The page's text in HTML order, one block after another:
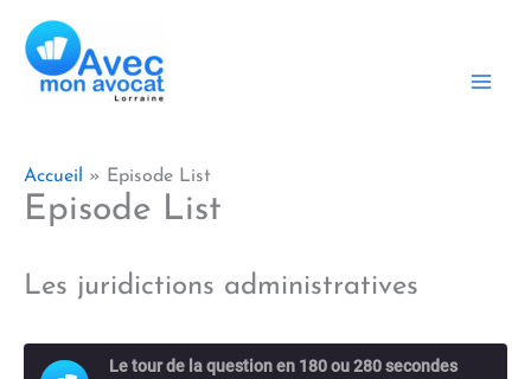
contenu
Accueil Episode List
Episode List
Les juridictions administratives
Le tour de la question en 180 ou 280 secondes